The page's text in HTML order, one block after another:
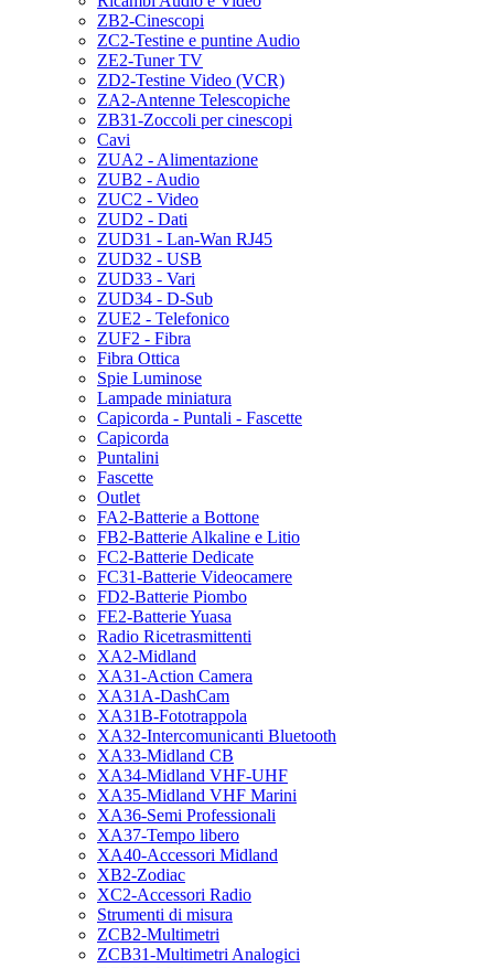
ZB2-Cinescopi
ZC2-Testine e puntine Audio
ZE2-Tuner TV
ZD2-Testine Video (VCR)
ZA2-Antenne Telescopiche
ZB31-Zoccoli per cinescopi
Cavi
ZUA2 - Alimentazione
ZUB2 - Audio
ZUC2 - Video
ZUD2 - Dati
ZUD31 - Lan-Wan RJ45
ZUD32 - USB
ZUD33 - Vari
ZUD34 - D-Sub
ZUE2 - Telefonico
ZUF2 - Fibra
Fibra Ottica
Spie Luminose
Lampade miniatura
Capicorda - Puntali - Fascette
Capicorda
Puntalini
Fascette
Outlet
FA2-Batterie a Bottone
FB2-Batterie Alkaline e Litio
FC2-Batterie Dedicate
FC31-Batterie Videocamere
FD2-Batterie Piombo
FE2-Batterie Yuasa
Radio Ricetrasmittenti
XA2-Midland
XA31-Action Camera
XA31A-DashCam
XA31B-Fototrappola
XA32-Intercomunicanti Bluetooth
XA33-Midland CB
XA34-Midland VHF-UHF
XA35-Midland VHF Marini
XA36-Semi Professionali
XA37-Tempo libero
XA40-Accessori Midland
XB2-Zodiac
XC2-Accessori Radio
Strumenti di misura
ZCB2-Multimetri
ZCB31-Multimetri Analogici